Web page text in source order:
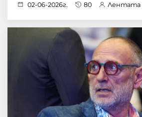
02-06-2026г. 80 Лентата